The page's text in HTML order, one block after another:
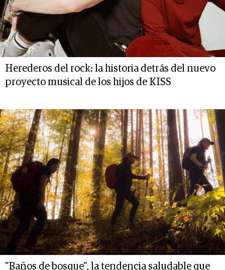
Herederos del rock: la historia detrás del nuevo
proyecto musical de los hijos de KISS
"Baños de bosque", la tendencia saludable que